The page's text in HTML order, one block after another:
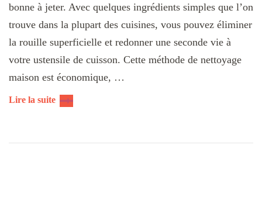
bonne à jeter. Avec quelques ingrédients simples que l’on
trouve dans la plupart des cuisines, vous pouvez éliminer
la rouille superficielle et redonner une seconde vie à
votre ustensile de cuisson. Cette méthode de nettoyage
maison est économique, …
Lire la suite